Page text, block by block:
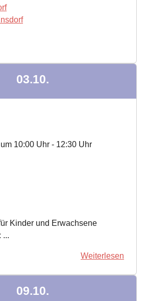
03.10.
10:00 Uhr - 12:30 Uhr
Kinder und Erwachsene
...
Weiterlesen
09.10.